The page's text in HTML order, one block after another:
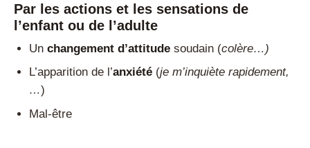
Par les actions et les sensations de
l’enfant ou de l’adulte
Unchangement d’attitude soudain (colère…)
L’apparition de l’anxiété (je m’inquiète rapidement,
…)
Mal-être